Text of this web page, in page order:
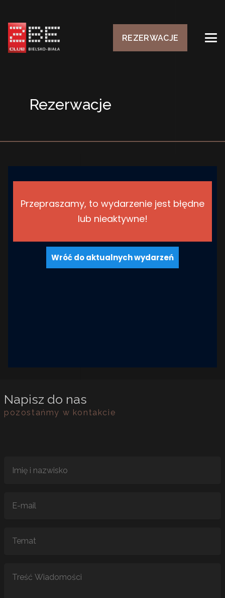
REZERWACJE
Rezerwacje
Przepraszamy, to wydarzenie jest błędne
lub nieaktywne!
Wróć do aktualnych wydarzeń
Napisz do nas
pozostańmy w kontakcie